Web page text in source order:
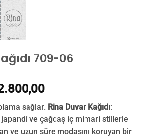
709-06
Şu
andaki
fiyat:
₺ 2.800,00.
sağlar. Rina Duvar Kağıdı;
ve çağdaş iç mimari stillerle
ve uzun süre modasını koruyan bir